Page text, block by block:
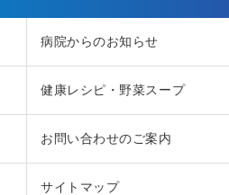
病院からのお知らせ
健康レシピ・野菜スープ
お問い合わせのご案内
サイトマップ